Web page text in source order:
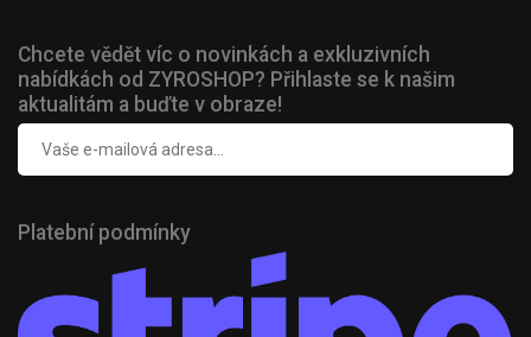
Chcete vědět víc o novinkách a exkluzivních
nabídkách od ZYROSHOP? Přihlaste se k našim
aktualitám a buďte v obraze!
Platební podmínky